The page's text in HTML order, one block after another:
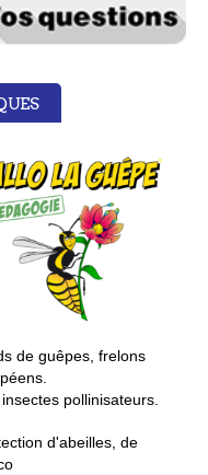
de guêpes, frelons
pollinisateurs.
d'abeilles, de